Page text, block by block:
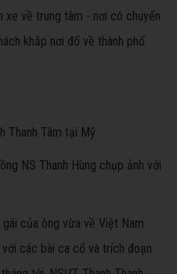
xe về trung tâm - nơi có chuyến
khắp nơi đổ về thành phố
NS Thanh Hùng chụp ảnh với
của ông vừa về Việt Nam
với các bài ca cổ và trích đoạn